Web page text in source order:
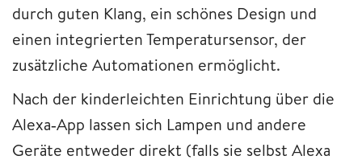
durch guten Klang, ein schönes Design und
einen integrierten Temperatursensor, der
zusätzliche Automationen ermöglicht.
Nach der kinderleichten Einrichtung über die
Alexa‑App lassen sich Lampen und andere
Geräte entweder direkt (falls sie selbst Alexa